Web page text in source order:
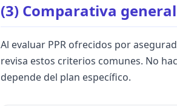
(3) Comparativa
Al evaluar PPR ofrecidos por
revisa estos criterios comunes. No
depende del plan específico.